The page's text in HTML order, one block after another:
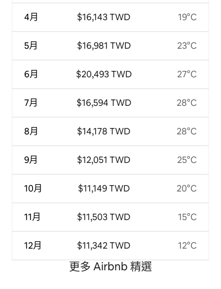
4月
5月
6月
7月
8月
9月
10月
11月
12月
$16,143 TWD
$16,981 TWD
$20,493 TWD
$16,594 TWD
$14,178 TWD
$12,051 TWD
$11,149 TWD
$11,503 TWD
$11,342 TWD
19°C
23°C
27°C
28°C
28°C
25°C
20°C
15°C
12°C
更多 Airbnb 精選